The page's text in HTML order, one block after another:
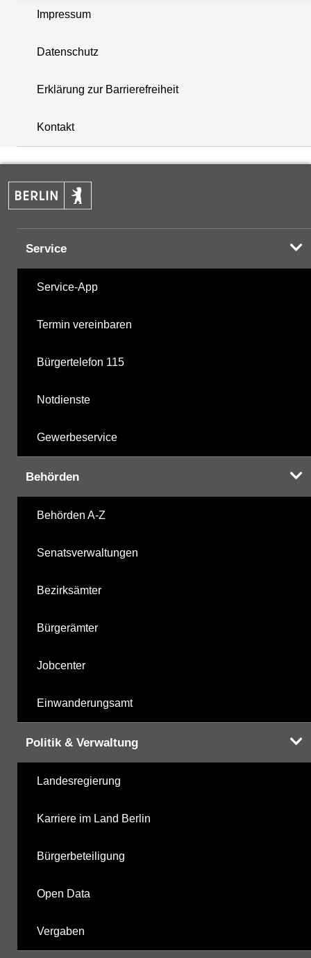
Filteroberkante
(m u. GOK)
+
−
Impressum
Datenschutz
Erklärung zur Barrierefreiheit
Kontakt
Service
Service-App
Termin vereinbaren
Bürgertelefon 115
Notdienste
Gewerbeservice
Behörden
Behörden A-Z
Senatsverwaltungen
Bezirksämter
Bürgerämter
Jobcenter
Einwanderungsamt
Politik & Verwaltung
Landesregierung
Karriere im Land Berlin
Bürgerbeteiligung
Open Data
Vergaben